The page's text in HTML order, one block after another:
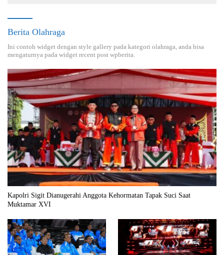
Berita Olahraga
Ini contoh widget dengan style gallery pada kategori olahraga, anda bisa
mengaturnya pada widget recent post wpberita.
Kapolri Sigit Dianugerahi Anggota Kehormatan Tapak Suci Saat
Muktamar XVI